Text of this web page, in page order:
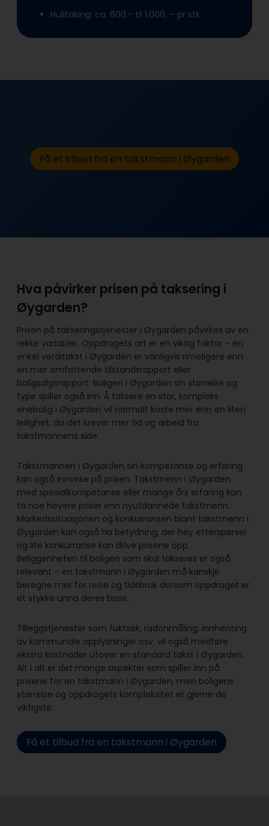
Hulltaking: ca. 600,- til 1.000, – pr stk
Få et tilbud fra en takstmann i Øygarden
Hva påvirker prisen på taksering i
Øygarden?
Prisen på takseringstjenester i Øygarden påvirkes av en
rekke variabler. Oppdragets art er en viktig faktor – en
enkel verditakst i Øygarden er vanligvis rimeligere enn
en mer omfattende tilstandsrapport eller
boligsalgsrapport. Boligen i Øygarden sin størrelse og
type spiller også inn. Å taksere en stor, kompleks
enebolig i Øygarden vil normalt koste mer enn en liten
leilighet, da det krever mer tid og arbeid fra
takstmannens side.
Takstmannen i Øygarden sin kompetanse og erfaring
kan også innvirke på prisen. Takstmenn i Øygarden
med spesialkompetanse eller mange års erfaring kan
ta noe høyere priser enn nyutdannede takstmenn.
Markedssituasjonen og konkurransen blant takstmenn i
Øygarden kan også ha betydning, der høy etterspørsel
og lite konkurranse kan drive prisene opp.
Beliggenheten til boligen som skal takseres er også
relevant – en takstmann i Øygarden må kanskje
beregne mer for reise og tidsbruk dersom oppdraget er
et stykke unna deres base.
Tilleggstjenester som fuktsøk, radonmåling, innhenting
av kommunale opplysninger osv. vil også medføre
ekstra kostnader utover en standard takst i Øygarden.
Alt i alt er det mange aspekter som spiller inn på
prisene for en takstmann i Øygarden, men boligens
størrelse og oppdragets kompleksitet er gjerne de
viktigste.
Få et tilbud fra en takstmann i Øygarden